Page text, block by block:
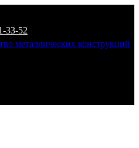
33-52
металлических конструкций